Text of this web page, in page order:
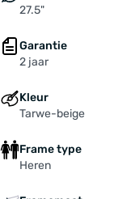
Versnellingen:
Wielmaat: 27,5 "
Zithoek: 73.0 °
Accu: BOSCH
Achterderailleur:
Achterlicht:
27.5"
Garantie
2 jaar
Kleur
Tarwe-beige
Frame type
Heren